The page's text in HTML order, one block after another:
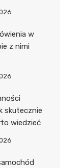
w
z nimi
skutecznie
wiedzieć